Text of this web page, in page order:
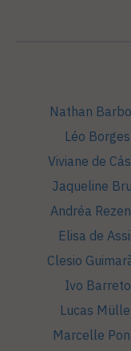
Nathan
Léo Borges
Viviane de
Jaqueline
Andréa
Elisa de
Clesio
Ivo Barreto
Lucas
Marcelle